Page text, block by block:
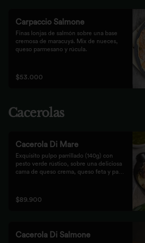
Carpaccio Salmone
Finas lonjas de salmón sobre una base
cremosa de maracuyá. Mix de nueces,
queso parmesano y rúcula.
$53.000
Cacerolas
Cacerola Di Mare
Exquisito pulpo parrillado (140g) con
pesto verde rústico, sobre una deliciosa
cama de queso crema, queso feta y papa.
$89.900
Cacerola Di Salmone